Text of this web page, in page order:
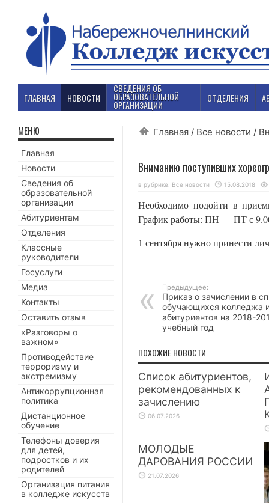
ГЛАВНАЯ НОВОСТИ
СВЕДЕНИЯ ОБ
ОБРАЗОВАТЕЛЬНОЙ
ОРГАНИЗАЦИИ
ОТДЕЛЕНИЯ
Главная / Все новости /
Вниманию поступивших
в рубрике: Все новости 15.08.2018
Необходимо подойти в
График работы: ПН — ПТ с
1 сентября нужно принести
Предыдущее:
Приказ о зачислении в
обучающихся колледжа
абитуриентов на 2018-
учебный год
ПОХОЖИЕ НОВОСТИ
Список абитуриентов,
рекомендованных к
зачислению
06.07.2026
МОЛОДЫЕ
ДАРОВАНИЯ РОССИИ
21.07.2026
МЕНЮ
Главная
Новости
Сведения об
образовательной
организации
Абитуриентам
Отделения
Классные
руководители
Госуслуги
Медиа
Контакты
Оставить отзыв
«Разговоры о
важном»
Противодействие
терроризму и
экстремизму
Антикоррупционная
политика
Дистанционное
обучение
Телефоны доверия
для детей,
подростков и их
родителей
Организация питания
в колледже искусств